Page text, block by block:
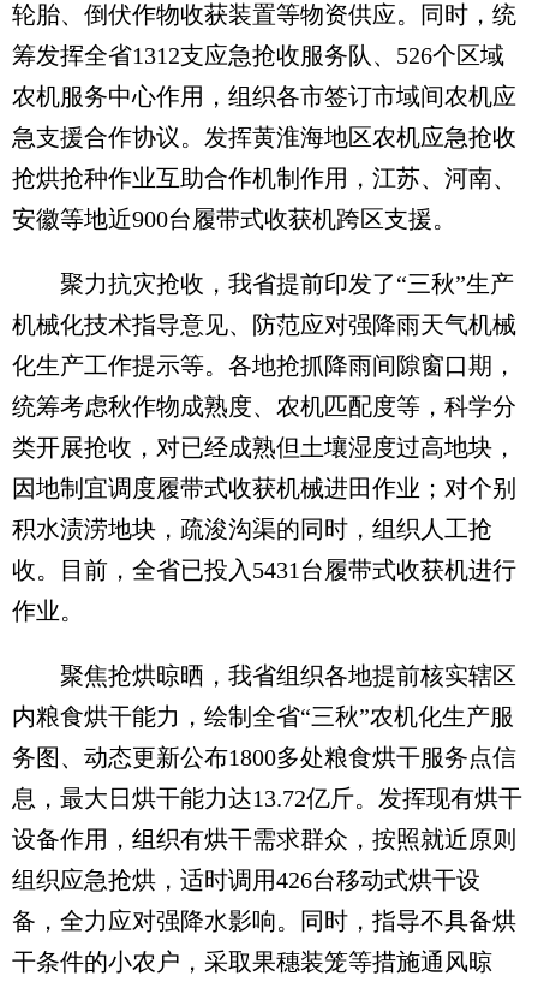
轮胎、倒伏作物收获装置等物资供应。同时，统
筹发挥全省1312支应急抢收服务队、526个区域
农机服务中心作用，组织各市签订市域间农机应
急支援合作协议。发挥黄淮海地区农机应急抢收
抢烘抢种作业互助合作机制作用，江苏、河南、
安徽等地近900台履带式收获机跨区支援。
聚力抗灾抢收，我省提前印发了“三秋”生产
机械化技术指导意见、防范应对强降雨天气机械
化生产工作提示等。各地抢抓降雨间隙窗口期，
统筹考虑秋作物成熟度、农机匹配度等，科学分
类开展抢收，对已经成熟但土壤湿度过高地块，
因地制宜调度履带式收获机械进田作业；对个别
积水渍涝地块，疏浚沟渠的同时，组织人工抢
收。目前，全省已投入5431台履带式收获机进行
作业。
聚焦抢烘晾晒，我省组织各地提前核实辖区
内粮食烘干能力，绘制全省“三秋”农机化生产服
务图、动态更新公布1800多处粮食烘干服务点信
息，最大日烘干能力达13.72亿斤。发挥现有烘干
设备作用，组织有烘干需求群众，按照就近原则
组织应急抢烘，适时调用426台移动式烘干设
备，全力应对强降水影响。同时，指导不具备烘
干条件的小农户，采取果穗装笼等措施通风晾